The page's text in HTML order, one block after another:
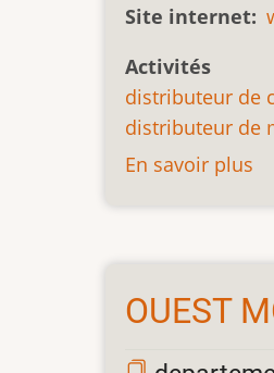
Site internet
Activités
distributeur de
distributeur de
En savoir plus
OUEST